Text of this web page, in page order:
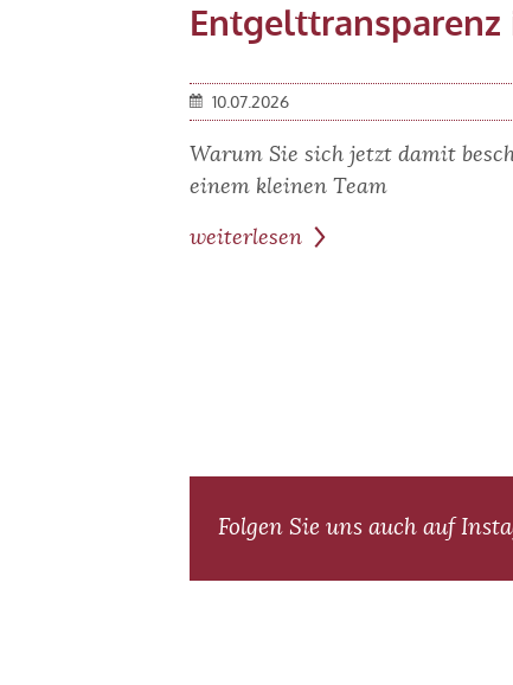
Entgelttransparenz
10.07.2026
Warum Sie sich jetzt damit
einem kleinen Team
weiterlesen
Folgen Sie uns auch auf